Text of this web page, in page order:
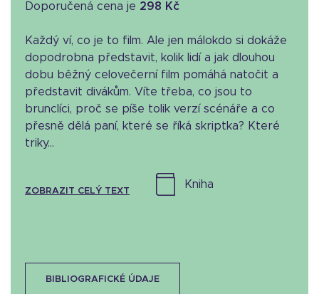
Doporučená cena je 298 Kč
Každý ví, co je to film. Ale jen málokdo si dokáže
dopodrobna představit, kolik lidí a jak dlouhou
dobu běžný celovečerní film pomáhá natočit a
představit divákům. Víte třeba, co jsou to
brunclíci, proč se píše tolik verzí scénáře a co
přesně dělá paní, které se říká skriptka? Které
triky...
ZOBRAZIT CELÝ TEXT
kniha
BIBLIOGRAFICKÉ ÚDAJE